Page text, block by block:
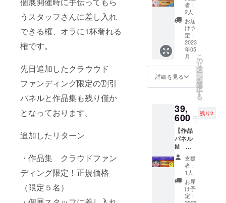
うスタッフさんに差し入れ
できる権、オラに1杯奢れる
権です。
先日追加したクラウウド
ファンディング限定の割引
パネルと作品集も残り僅か
となっております。
追加したリターン
・作品集 クラウドファン
ディング限定！正規価格
（限定５名）
載がな
い場
合、シ
ステム
を通し
て確認
できる
お名前
にて対
応させ
送料込
みの価
す。
Sサイズ
(210㎜
×210㎜)
https://
www.in
stagra
m.com/
aaacha
n_1lust/
※送料込
作品を
選んで
いただ
いてか
ら2ヶ月
以内に
発送予
定で
す。 ※
個人用
に描い
た絵,お
権】
（限定5
名） ・
会期中
個展会
場内に
ご希望
のお名
前（会
社名も
可）を
ます。
・備考
欄にご
希望の
お名前
をご記
載くだ
さい。
（10文
字目
安） ・
小サイ
者：
2人
お届
け予
定：
2023
年05
月
詳細を見る
こ
の
リ
タ
ー
ン
を
選
択
す
る
39,
600 円
残り2
【作品
パネル
M ク
ラウド
ファン
ディン
グ限
定
20％OF
支援
者：
1人
お届
け予
定：